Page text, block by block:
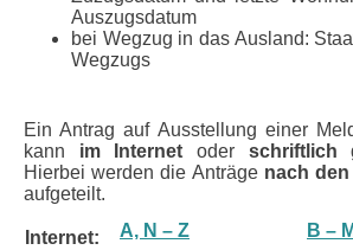
Auszugsdatum
bei Wegzug in das Ausland:
Wegzugs
Ein Antrag auf Ausstellung einer
kann im Internetoder schriftlich
Hierbei werden die Anträge nach
aufgeteilt.
Internet: A, N – Z B – M